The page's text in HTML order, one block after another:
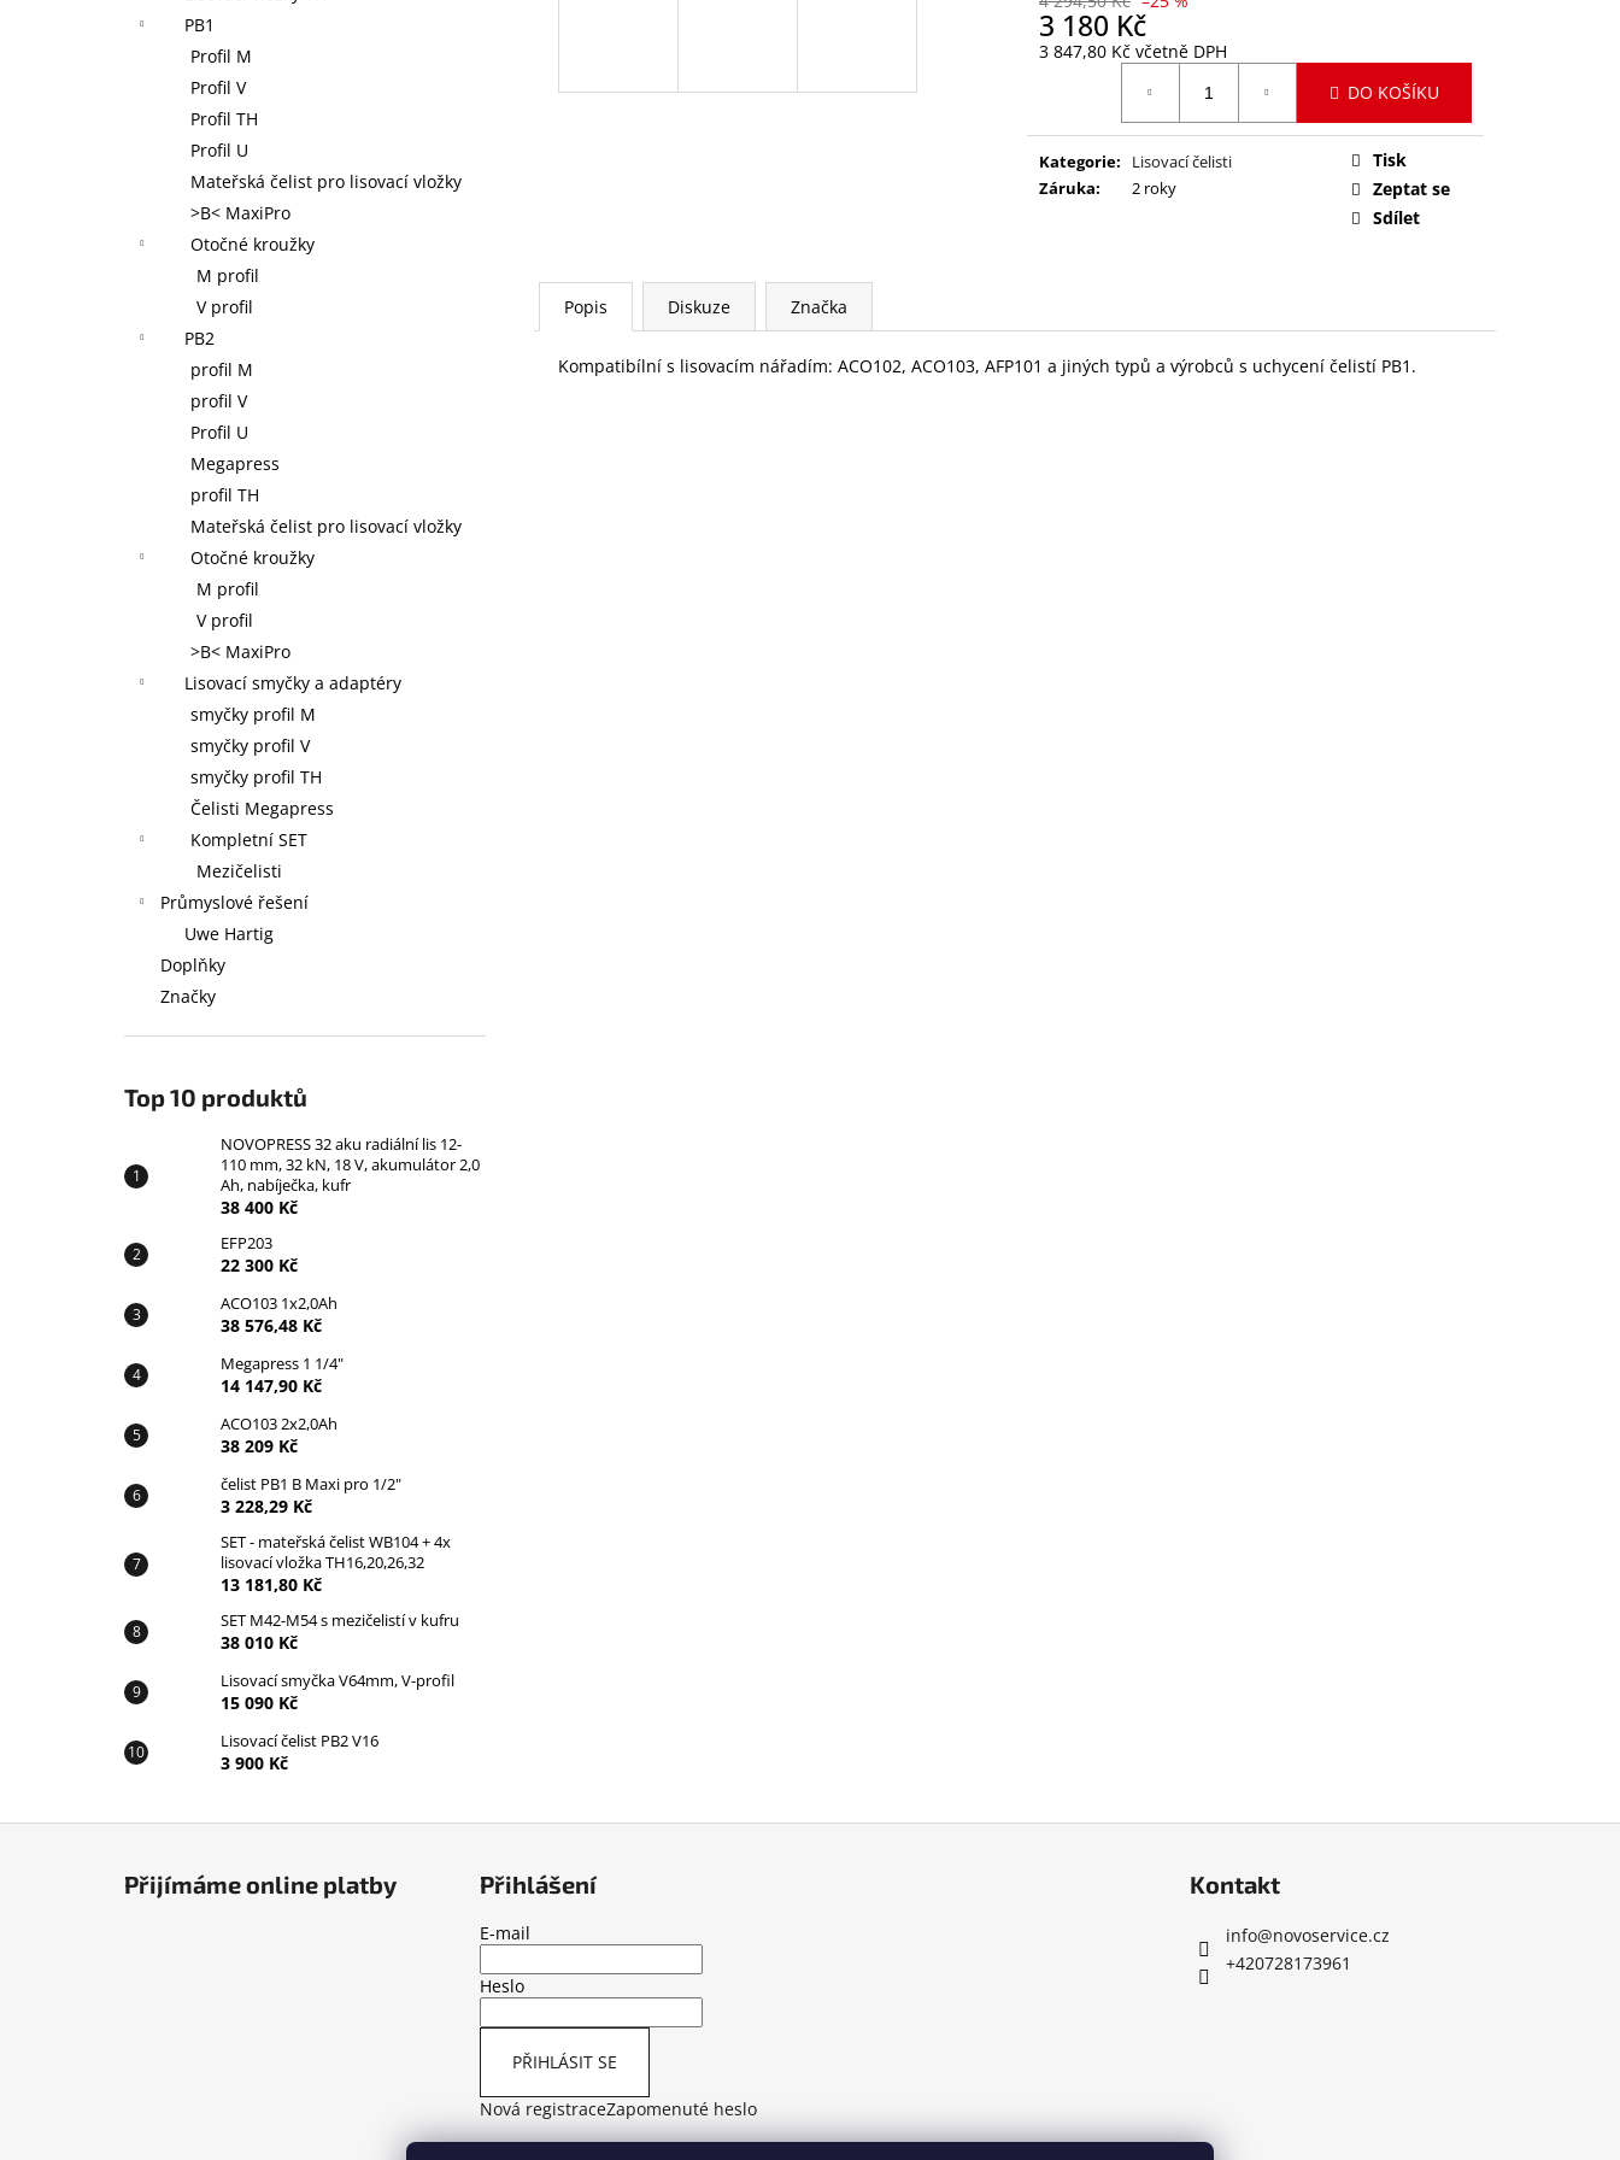
PB1
Profil M
Profil V
Profil TH
Profil U
Mateřská čelist pro lisovací vložky
>B< MaxiPro
Otočné kroužky
M profil
V profil
PB2
profil M
profil V
Profil U
Megapress
profil TH
Mateřská čelist pro lisovací vložky
Otočné kroužky
M profil
V profil
>B< MaxiPro
Lisovací smyčky a adaptéry
smyčky profil M
smyčky profil V
smyčky profil TH
Čelisti Megapress
Kompletní SET
Mezičelisti
Průmyslové řešení
Uwe Hartig
Doplňky
Značky
Top 10 produktů
NOVOPRESS 32 aku radiální lis 12-
110 mm, 32 kN, 18 V, akumulátor 2,0
Ah, nabíječka, kufr
38 400 Kč
EFP203
22 300 Kč
ACO103 1x2,0Ah
38 576,48 Kč
Megapress 1 1/4"
14 147,90 Kč
ACO103 2x2,0Ah
38 209 Kč
čelist PB1 B Maxi pro 1/2"
3 228,29 Kč
SET - mateřská čelist WB104 + 4x
lisovací vložka TH16,20,26,32
13 181,80 Kč
SET M42-M54 s mezičelistí v kufru
38 010 Kč
Lisovací smyčka V64mm, V-profil
15 090 Kč
Lisovací čelist PB2 V16
3 900 Kč
3 180 Kč
3 847,80 Kč včetně DPH
DO KOŠÍKU
Kategorie:
Lisovací čelisti
Záruka: 2 roky
Tisk
Zeptat se
Sdílet
Popis Diskuze Značka
Kompatibílní s lisovacím nářadím: ACO102, ACO103, AFP101 a jiných typů a výrobců s uchycení čelistí PB1.
NOVOPRESS 32 AKU RADIÁLNÍ LIS 12-
110 MM, 32 KN, 18 V, AKUMULÁTOR 2,0
AH, NABÍJEČKA, KUFR
38 400 Kč
ACO103 1X2,0AH
38 576,48 Kč
Přijímáme online platby Přihlášení
E-mail
Heslo
PŘIHLÁSIT SE
Nová registraceZapomenuté heslo
Kontakt
info@novoservice.cz
+420728173961